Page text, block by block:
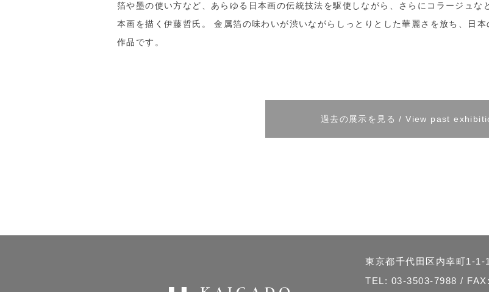
箔や墨の使い方など、あらゆる日本画の伝統技法を駆使しながら、さらにコラージュな
本画を描く伊藤哲氏。 金属箔の味わいが渋いながらしっとりとした華麗さを放ち、日
作品です。
過去の展示を見る / View past
東京都千代田区内幸町1-1-
TEL: 03-3503-7988 /